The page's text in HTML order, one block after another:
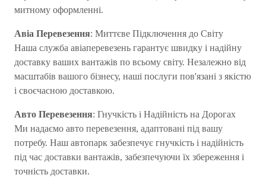
митному оформленні.
Авіа Перевезення: Миттєве Підключення до Світу
Наша служба авіаперевезень гарантує швидку і надійну
доставку ваших вантажів по всьому світу. Незалежно від
масштабів вашого бізнесу, наші послуги пов'язані з якістю
і своєчасною доставкою.
Авто Перевезення: Гнучкість і Надійність на Дорогах
Ми надаємо авто перевезення, адаптовані під вашу
потребу. Наш автопарк забезпечує гнучкість і надійність
під час доставки вантажів, забезпечуючи їх збереження і
точність доставки.